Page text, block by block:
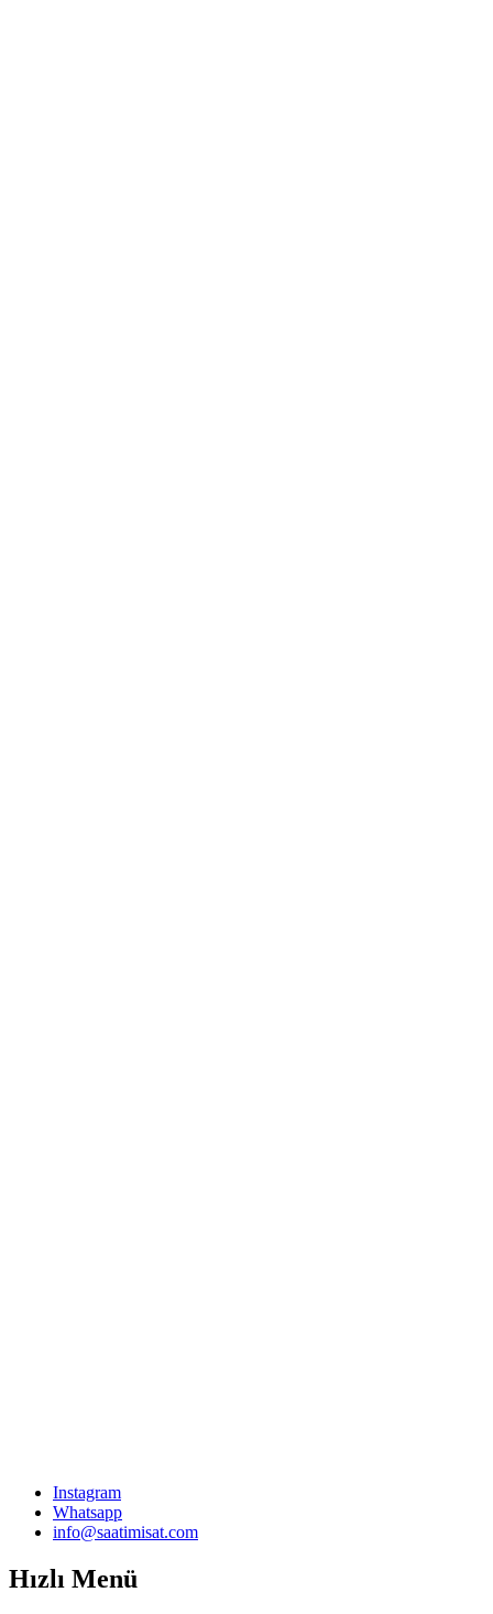
Instagram
Whatsapp
info@saatimisat.com
Hızlı Menü